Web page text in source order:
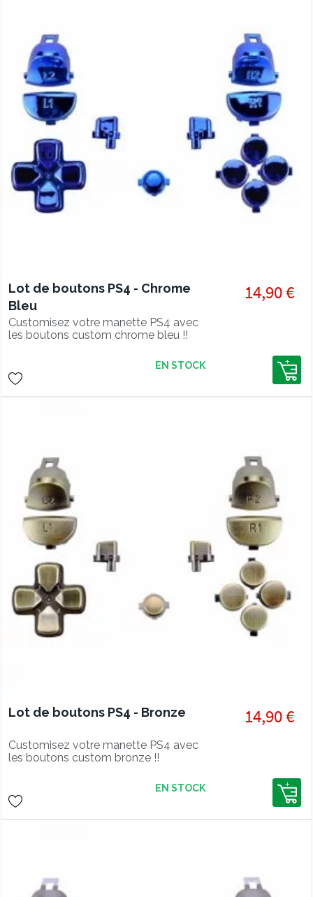
Lot de boutons PS4 - Chrome
Bleu
Customisez votre manette PS4 avec
les boutons custom chrome bleu !!
14,90 €
EN STOCK
Lot de boutons PS4 - Bronze
Customisez votre manette PS4 avec
les boutons custom bronze !!
14,90 €
EN STOCK